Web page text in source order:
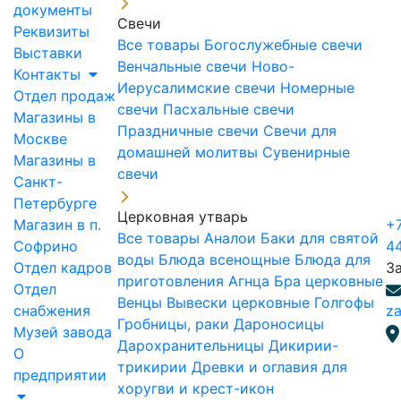
документы
Реквизиты
Выставки
Контакты
Отдел продаж
Магазины в
Москве
Магазины в
Санкт-
Петербурге
Магазин в п.
Софрино
Отдел кадров
Отдел
снабжения
Музей завода
О
предприятии
Свечи
Все товары Богослужебные свечи
Венчальные свечи Ново-
Иерусалимские свечи Номерные
свечи Пасхальные свечи
Праздничные свечи Свечи для
домашней молитвы Сувенирные
свечи
Церковная утварь
Все товары Аналои Баки для святой
воды Блюда всенощные Блюда для
приготовления Агнца Бра церковные
Венцы Вывески церковные Голгофы
Гробницы, раки Дароносицы
Дарохранительницы Дикирии-
трикирии Древки и оглавия для
хоругви и крест-икон